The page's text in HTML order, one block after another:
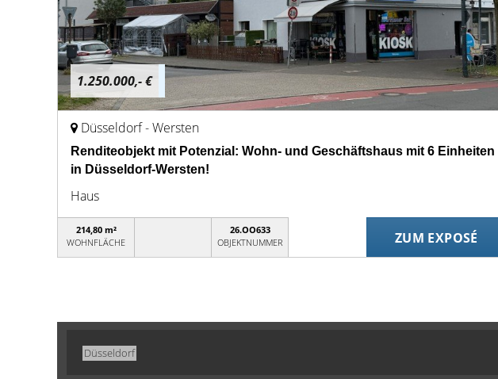
1.250.000,- €
Düsseldorf - Wersten
Renditeobjekt mit Potenzial: Wohn- und Geschäftshaus mit 6 Einheiten
in Düsseldorf-Wersten!
Haus
214,80 m²
WOHNFLÄCHE
26.OO633
OBJEKTNUMMER
ZUM EXPOSÉ
Düsseldorf